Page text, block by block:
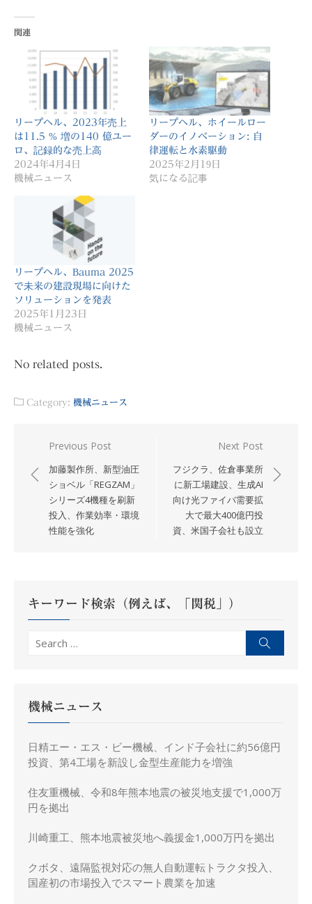
関連
リープヘル、2023年売上
は11.5 % 増の140 億ユー
ロ、記録的な売上高
2024年4月4日
機械ニュース
リープヘル、ホイールロー
ダーのイノベーション: 自
律運転と水素駆動
2025年2月19日
気になる記事
リープヘル、Bauma 2025
で未来の建設現場に向けた
ソリューションを発表
2025年1月23日
機械ニュース
No related posts.
Category: 機械ニュース
稿
ナ
ン
Previous Post
加藤製作所、新型油圧
ショベル「REGZAM」
シリーズ4機種を刷新
投入、作業効率・環境
性能を強化
Next Post
フジクラ、佐倉事業所
に新工場建設、生成AI
向け光ファイバ需要拡
大で最大400億円投
資、米国子会社も設立
キーワード検索（例えば、「関税」）
Search
機械ニュース
日精エー・エス・ビー機械、インド子会社に約56億円
投資、第4工場を新設し金型生産能力を増強
住友重機械、令和8年熊本地震の被災地支援で1,000万
円を拠出
川崎重工、熊本地震被災地へ義援金1,000万円を拠出
クボタ、遠隔監視対応の無人自動運転トラクタ投入、
国産初の市場投入でスマート農業を加速